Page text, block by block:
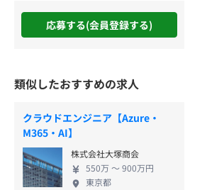
応募する(会員登録する)
類似したおすすめの求人
クラウドエンジニア【Azure・
M365・AI】
株式会社大塚商会
550万 〜 900万円
東京都